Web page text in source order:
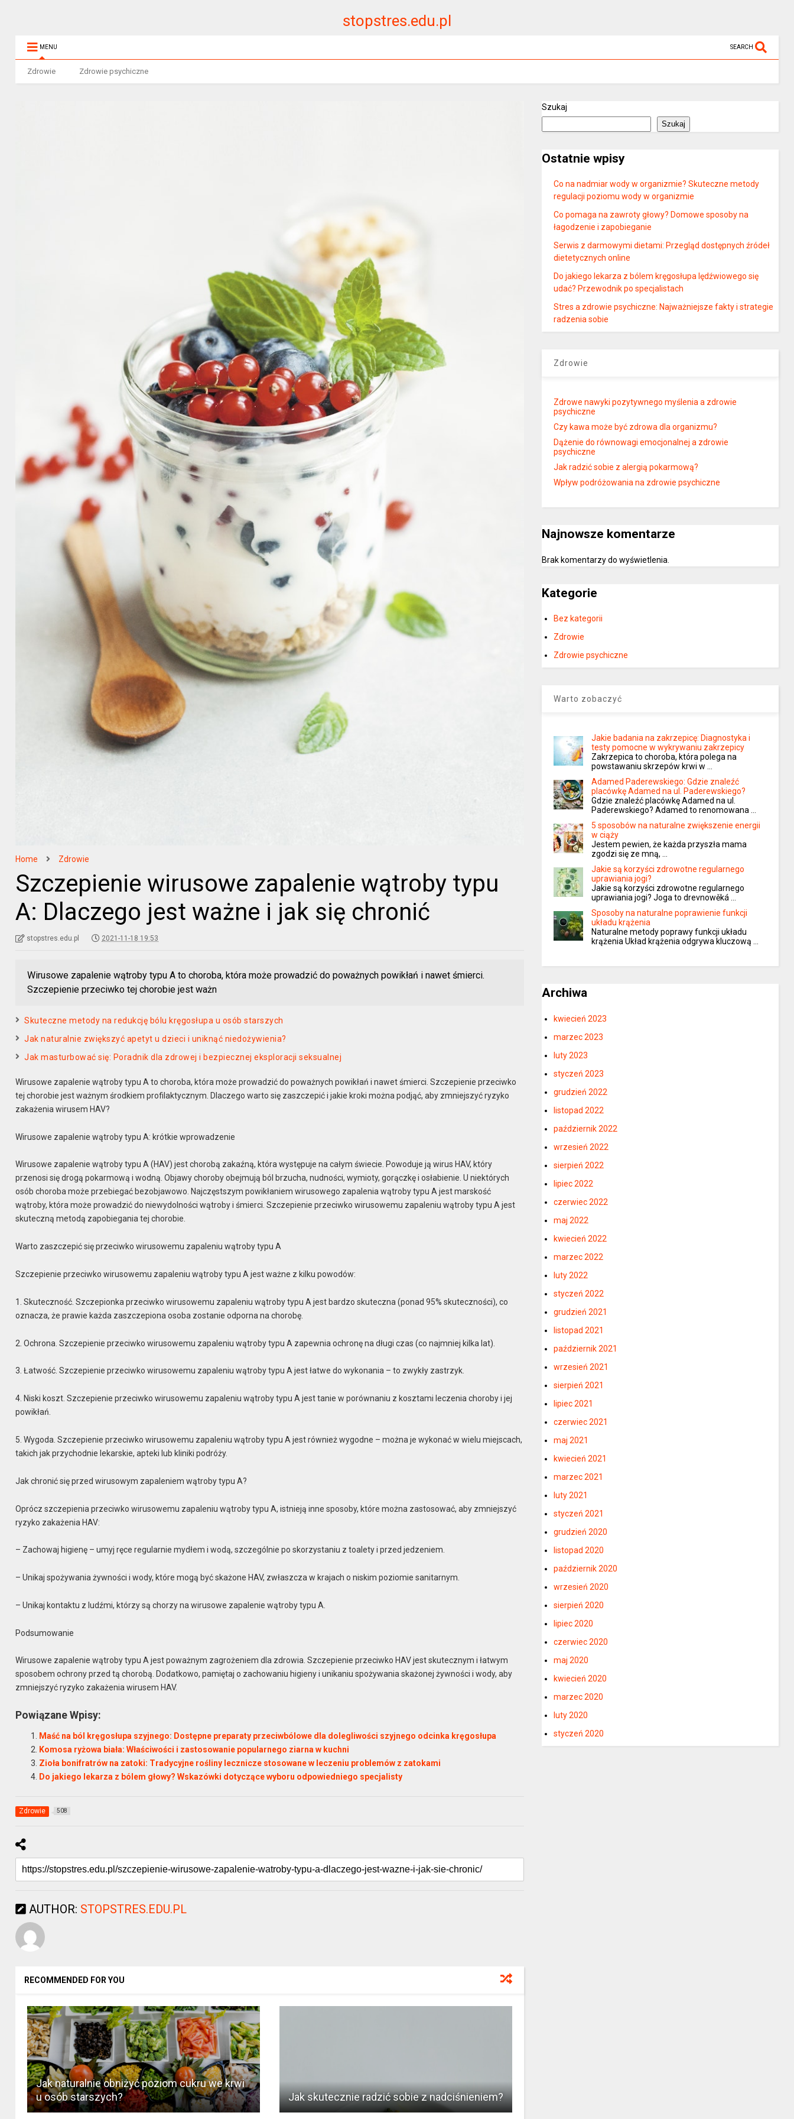
stopstres.edu.pl
MENU SEARCH
Zdrowie Zdrowie psychiczne
Home Zdrowie
Szczepienie wirusowe zapalenie wątroby typu
A: Dlaczego jest ważne i jak się chronić
stopstres.edu.pl 2021-11-18 19:53
Wirusowe zapalenie wątroby typu A to choroba, która może prowadzić do poważnych powikłań i nawet śmierci.
Szczepienie przeciwko tej chorobie jest ważn
Skuteczne metody na redukcję bólu kręgosłupa u osób starszych
Jak naturalnie zwiększyć apetyt u dzieci i uniknąć niedożywienia?
Jak masturbować się: Poradnik dla zdrowej i bezpiecznej eksploracji seksualnej
Wirusowe zapalenie wątroby typu A to choroba, która może prowadzić do poważnych powikłań i nawet śmierci. Szczepienie przeciwko
tej chorobie jest ważnym środkiem profilaktycznym. Dlaczego warto się zaszczepić i jakie kroki można podjąć, aby zmniejszyć ryzyko
zakażenia wirusem HAV?
Wirusowe zapalenie wątroby typu A: krótkie wprowadzenie
Wirusowe zapalenie wątroby typu A (HAV) jest chorobą zakaźną, która występuje na całym świecie. Powoduje ją wirus HAV, który
przenosi się drogą pokarmową i wodną. Objawy choroby obejmują ból brzucha, nudności, wymioty, gorączkę i osłabienie. U niektórych
osób choroba może przebiegać bezobjawowo. Najczęstszym powikłaniem wirusowego zapalenia wątroby typu A jest marskość
wątroby, która może prowadzić do niewydolności wątroby i śmierci. Szczepienie przeciwko wirusowemu zapaleniu wątroby typu A jest
skuteczną metodą zapobiegania tej chorobie.
Warto zaszczepić się przeciwko wirusowemu zapaleniu wątroby typu A
Szczepienie przeciwko wirusowemu zapaleniu wątroby typu A jest ważne z kilku powodów:
1. Skuteczność. Szczepionka przeciwko wirusowemu zapaleniu wątroby typu A jest bardzo skuteczna (ponad 95% skuteczności), co
oznacza, że prawie każda zaszczepiona osoba zostanie odporna na chorobę.
2. Ochrona. Szczepienie przeciwko wirusowemu zapaleniu wątroby typu A zapewnia ochronę na długi czas (co najmniej kilka lat).
3. Łatwość. Szczepienie przeciwko wirusowemu zapaleniu wątroby typu A jest łatwe do wykonania – to zwykły zastrzyk.
4. Niski koszt. Szczepienie przeciwko wirusowemu zapaleniu wątroby typu A jest tanie w porównaniu z kosztami leczenia choroby i jej
powikłań.
5. Wygoda. Szczepienie przeciwko wirusowemu zapaleniu wątroby typu A jest również wygodne – można je wykonać w wielu miejscach,
takich jak przychodnie lekarskie, apteki lub kliniki podróży.
Jak chronić się przed wirusowym zapaleniem wątroby typu A?
Oprócz szczepienia przeciwko wirusowemu zapaleniu wątroby typu A, istnieją inne sposoby, które można zastosować, aby zmniejszyć
ryzyko zakażenia HAV:
– Zachowaj higienę – umyj ręce regularnie mydłem i wodą, szczególnie po skorzystaniu z toalety i przed jedzeniem.
– Unikaj spożywania żywności i wody, które mogą być skażone HAV, zwłaszcza w krajach o niskim poziomie sanitarnym.
– Unikaj kontaktu z ludźmi, którzy są chorzy na wirusowe zapalenie wątroby typu A.
Podsumowanie
Wirusowe zapalenie wątroby typu A jest poważnym zagrożeniem dla zdrowia. Szczepienie przeciwko HAV jest skutecznym i łatwym
sposobem ochrony przed tą chorobą. Dodatkowo, pamiętaj o zachowaniu higieny i unikaniu spożywania skażonej żywności i wody, aby
zmniejszyć ryzyko zakażenia wirusem HAV.
Powiązane Wpisy:
Maść na ból kręgosłupa szyjnego: Dostępne preparaty przeciwbólowe dla dolegliwości szyjnego odcinka kręgosłupa
Komosa ryżowa biała: Właściwości i zastosowanie popularnego ziarna w kuchni
Zioła bonifratrów na zatoki: Tradycyjne rośliny lecznicze stosowane w leczeniu problemów z zatokami
Do jakiego lekarza z bólem głowy? Wskazówki dotyczące wyboru odpowiedniego specjalisty
Zdrowie 508
AUTHOR: STOPSTRES.EDU.PL
RECOMMENDED FOR YOU
Jak naturalnie obniżyć poziom cukru we krwi
u osób starszych?
Jak skutecznie radzić sobie z nadciśnieniem?
Szukaj
Szukaj
Ostatnie wpisy
Co na nadmiar wody w organizmie? Skuteczne metody
regulacji poziomu wody w organizmie
Co pomaga na zawroty głowy? Domowe sposoby na
łagodzenie i zapobieganie
Serwis z darmowymi dietami: Przegląd dostępnych źródeł
dietetycznych online
Do jakiego lekarza z bólem kręgosłupa lędźwiowego się
udać? Przewodnik po specjalistach
Stres a zdrowie psychiczne: Najważniejsze fakty i strategie
radzenia sobie
Zdrowie
Zdrowe nawyki pozytywnego myślenia a zdrowie
psychiczne
Czy kawa może być zdrowa dla organizmu?
Dążenie do równowagi emocjonalnej a zdrowie
psychiczne
Jak radzić sobie z alergią pokarmową?
Wpływ podróżowania na zdrowie psychiczne
Najnowsze komentarze
Brak komentarzy do wyświetlenia.
Kategorie
Bez kategorii
Zdrowie
Zdrowie psychiczne
Warto zobaczyć
Jakie badania na zakrzepicę: Diagnostyka i
testy pomocne w wykrywaniu zakrzepicy
Zakrzepica to choroba, która polega na
powstawaniu skrzepów krwi w …
Adamed Paderewskiego: Gdzie znaleźć
placówkę Adamed na ul. Paderewskiego?
Gdzie znaleźć placówkę Adamed na ul.
Paderewskiego? Adamed to renomowana …
5 sposobów na naturalne zwiększenie energii
w ciąży
Jestem pewien, że każda przyszła mama
zgodzi się ze mną, …
Jakie są korzyści zdrowotne regularnego
uprawiania jogi?
Jakie są korzyści zdrowotne regularnego
uprawiania jogi? Joga to drevnowěká …
Sposoby na naturalne poprawienie funkcji
układu krążenia
Naturalne metody poprawy funkcji układu
krążenia Układ krążenia odgrywa kluczową …
Archiwa
kwiecień 2023
marzec 2023
luty 2023
styczeń 2023
grudzień 2022
listopad 2022
październik 2022
wrzesień 2022
sierpień 2022
lipiec 2022
czerwiec 2022
maj 2022
kwiecień 2022
marzec 2022
luty 2022
styczeń 2022
grudzień 2021
listopad 2021
październik 2021
wrzesień 2021
sierpień 2021
lipiec 2021
czerwiec 2021
maj 2021
kwiecień 2021
marzec 2021
luty 2021
styczeń 2021
grudzień 2020
listopad 2020
październik 2020
wrzesień 2020
sierpień 2020
lipiec 2020
czerwiec 2020
maj 2020
kwiecień 2020
marzec 2020
luty 2020
styczeń 2020